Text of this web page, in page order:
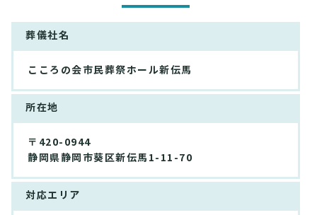
葬儀社名
こころの会市民葬祭ホール新伝馬
所在地
〒420-0944
静岡県静岡市葵区新伝馬1-11-70
対応エリア